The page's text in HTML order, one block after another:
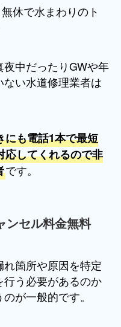
休で水まわりのト
中だったりGWや年
い水道修理業者は
にも電話1本で最短
応してくれるので非
です。
ンセル料金無料
箇所や原因を特定
行う必要があるのか
が一般的です。